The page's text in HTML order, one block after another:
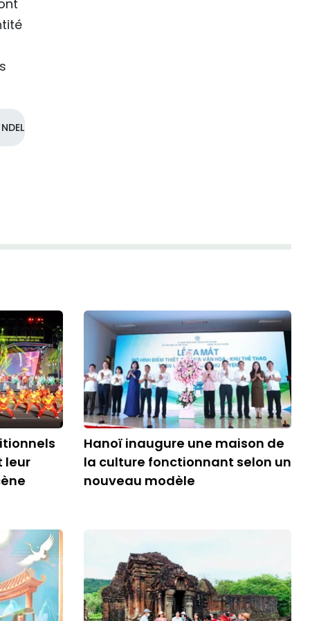
NDEL
leur
Hanoï inaugure une maison de
la culture fonctionnant selon un
nouveau modèle